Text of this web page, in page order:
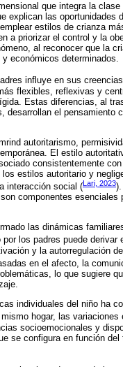
que integra la
explican las oportunidades
estilos de crianza
a priorizar el control y la
al reconocer que la
económicos determinados.
influye en sus
flexibles, reflexivas y
Estas diferencias, al
desarrollan el pensamiento
autoritarismo,
El estilo
consistentemente
estilos autoritario y
interacción social (Lari, 2023
componentes esenciales
las dinámicas
los padres puede derivar
y la autorregulación
en el afecto, la
lo que sugiere
individuales del niño ha
hogar, las
socioemocionales y
se configura en función